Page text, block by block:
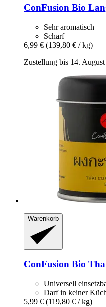
ConFusion Bio
Sehr aromatisch
Scharf
6,99 € (139,80 € / kg)
Zustellung bis 14. August
Warenkorb
ConFusion Bio
Universell
Darf in keiner
5,99 € (119,80 € / kg)